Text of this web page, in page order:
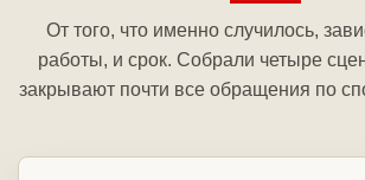
От того, что именно случилось,
работы, и срок. Собрали четыре
закрывают почти все обращения по